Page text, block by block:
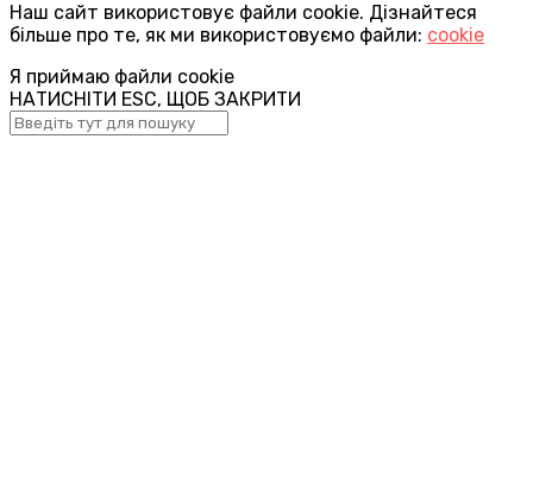
Наш сайт використовує файли cookie. Дізнайтеся
більше про те, як ми використовуємо файли: cookie
Я приймаю файли cookie
НАТИСНІТИ ESC, ЩОБ ЗАКРИТИ